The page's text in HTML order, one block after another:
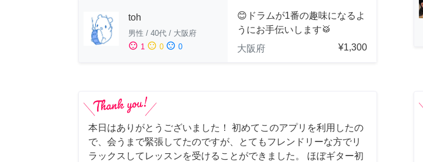
toh
男性 / 40代 / 大阪府
sentiment_satisfied 1 sentiment_neutral 0 sentiment_dissatisfied 0
😊ドラムが1番の趣味になるよ
うにお手伝いします🥁
大阪府
¥1,300
本日はありがとうございました！ 初めてこのアプリを利用したの
で、会うまで緊張してたのですが、とてもフレンドリーな方でリ
ラックスしてレッスンを受けることができました。 ほぼギター初